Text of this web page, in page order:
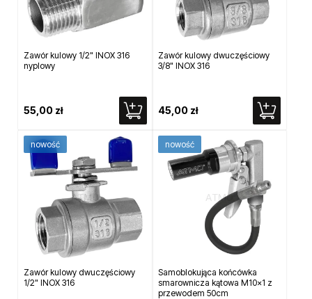
Zawór kulowy 1/2" INOX 316
nyplowy
55,00 zł
Zawór kulowy dwuczęściowy
3/8" INOX 316
45,00 zł
Zawór kulowy dwuczęściowy
1/2" INOX 316
nowość
Samoblokująca końcówka
smarownicza kątowa M10x1 z
przewodem 50cm
nowość